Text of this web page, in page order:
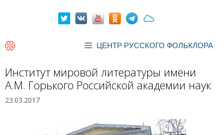
ЦЕНТР РУССКОГО ФОЛЬКЛОРА
Институт мировой литературы имени
А.М. Горького Российской академии наук
23.03.2017